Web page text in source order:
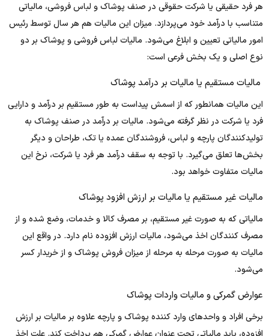
هر فرد حقیقی یا شرکت حقوقی در صنف پوشاک و لباس فروشی، مالیاتی
متناسب با درآمد خود می‌پردازد. میزان این مالیات هم هر سال توسط رئیس
امور مالیاتی تعیین و ابلاغ می‌شود. مالیات لباس فروشی و پوشاک بر دو
نوع اصلی و یک بخش فرعی است:
مالیات مستقیم یا مالیات بر درآمد پوشاک
این مالیات همانطور که از اسمش پیداست به طور مستقیم بر درآمد و دارایی
فرد یا شرکت در نظر گرفته می‌شود. مالیات بر درآمد در صنف پوشاک به
تولیدکنندگان پارچه و لباس، فروشندگان عمده یا تک، طراحان و دیگر
بخش‌ها تعلق می‌گیرد. با توجه به سقف درآمد هر فرد یا شرکت، نرخ این
مالیات متفاوت خواهد بود.
مالیات غیر مستقیم یا مالیات بر ارزش افزود پوشاک
مالیاتی که به صورت غیر مستقیم، بر مصرف کالا و خدمات، وضع شده و از
مصرف کنندگان اخذ می‌شود، مالیات ارزش افزوده نام دارد. در واقع این
مالیات به صورت مرحله به مرحله از میزان فروش پوشاک و از خریدار کسر
می‌شود.
عوارض گمرکی و مالیات واردات پوشاک
برخی افراد و واحدهای وارد کننده پوشاک و پارچه علاوه بر مالیات بر ارزش